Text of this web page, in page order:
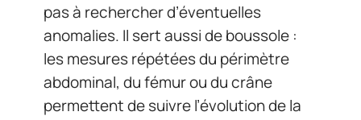
pas à rechercher d’éventuelles
anomalies. Il sert aussi de boussole :
les mesures répétées du périmètre
abdominal, du fémur ou du crâne
permettent de suivre l’évolution de la